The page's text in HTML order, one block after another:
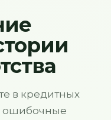
в кредитных
ошибочные